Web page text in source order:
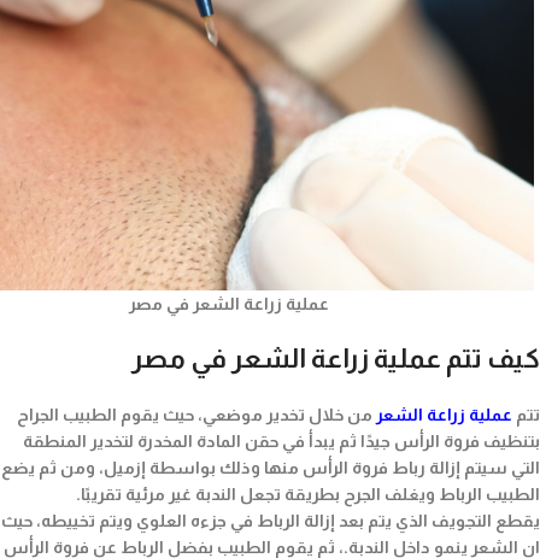
عملية زراعة الشعر في مصر
كيف تتم عملية زراعة الشعر في مصر
تتم عملية زراعة الشعر من خلال تخدير موضعي، حيث يقوم الطبيب الجراح
بتنظيف فروة الرأس جيدًا ثم يبدأ في حقن المادة المخدرة لتخدير المنطقة
التي سيتم إزالة رباط فروة الرأس منها وذلك بواسطة إزميل، ومن ثم يضع
الطبيب الرباط ويغلف الجرح بطريقة تجعل الندبة غير مرئية تقريبًا.
يقطع التجويف الذي يتم بعد إزالة الرباط في جزءه العلوي ويتم تخييطه، حيث
ان الشعر ينمو داخل الندبة.، ثم يقوم الطبيب بفضل الرباط عن فروة الرأس